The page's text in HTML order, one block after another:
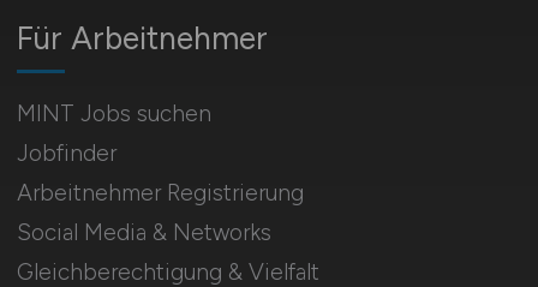
Für Arbeitnehmer
MINT Jobs suchen
Jobfinder
Arbeitnehmer Registrierung
Social Media & Networks
Gleichberechtigung & Vielfalt